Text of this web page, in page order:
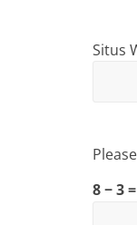
Situs
8 − 3 =